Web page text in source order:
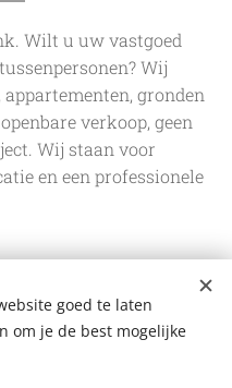
Wilt u uw vastgoed
Wij
gronden
verkoop, geen
Wij staan voor
en een professionele
Heist-op-den-Berg
124
goed te laten
om je de best mogelijke